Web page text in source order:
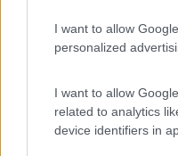
I want to allow
personalized
I want to allow
related to analytics
device identifiers in
quando per lui ha
ripartire ovvero tutto
questo che e' il sensore
sensore di temperatura